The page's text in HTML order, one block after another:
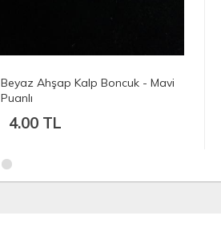
Beyaz Ahşap Kalp Boncuk - Mavi
Puanlı
4.00 TL